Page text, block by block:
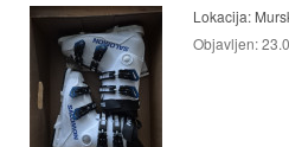
Lokacija:
Objavljen: